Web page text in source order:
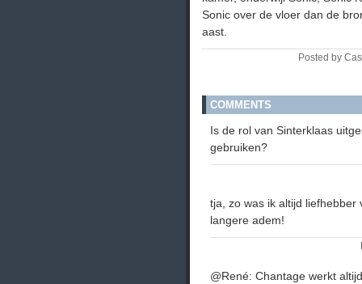
Sonic over de vloer dan de
aast.
Posted by
COMMENTS
Is de rol van Sinterklaas
gebruiken?
tja, zo was ik altijd
langere adem!
@René: Chantage werkt